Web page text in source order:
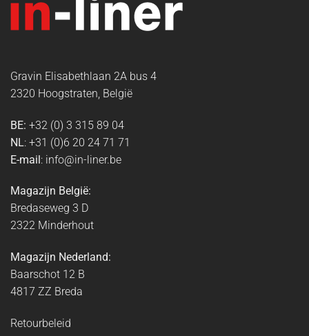
Gravin Elisabethlaan 2A bus 4
2320 Hoogstraten, België
BE: +32 (0) 3 315 89 04
NL: +31 (0)6 20 24 71 71
E-mail: info@in-liner.be
Magazijn België:
Bredaseweg 3 D
2322 Minderhout
Magazijn Nederland:
Baarschot 12 B
4817 ZZ Breda
Retourbeleid